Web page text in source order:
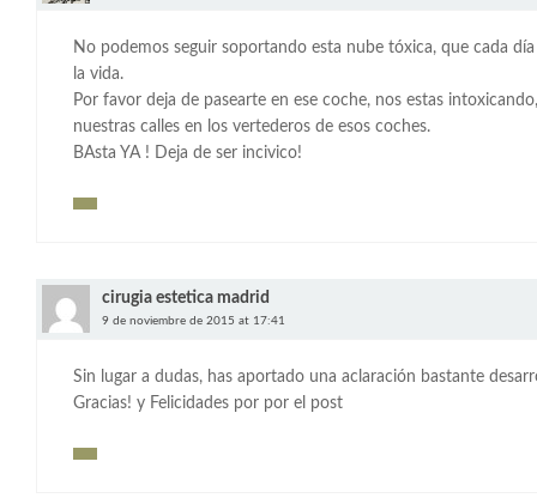
No podemos seguir soportando esta nube tóxica, que cada
la vida.
Por favor deja de pasearte en ese coche, nos estas
nuestras calles en los vertederos de esos coches.
BAsta YA ! Deja de ser incivico!
cirugia estetica madrid
9 de noviembre de 2015 at 17:41
Sin lugar a dudas, has aportado una aclaración bastante
Gracias! y Felicidades por por el post